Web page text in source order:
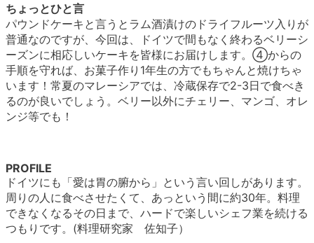
ちょっとひと言
パウンドケーキと言うとラム酒漬けのドライフルーツ入りが
普通なのですが、今回は、ドイツで間もなく終わるベリーシ
ーズンに相応しいケーキを皆様にお届けします。④からの
手順を守れば、お菓子作り1年生の方でもちゃんと焼けちゃ
います！常夏のマレーシアでは、冷蔵保存で2-3日で食べき
るのが良いでしょう。ベリー以外にチェリー、マンゴ、オレ
ンジ等でも！
PROFILE
ドイツにも「愛は胃の腑から」という言い回しがあります。
周りの人に食べさせたくて、あっという間に約30年。料理
できなくなるその日まで、ハードで楽しいシェフ業を続ける
つもりです。(料理研究家 佐知子）